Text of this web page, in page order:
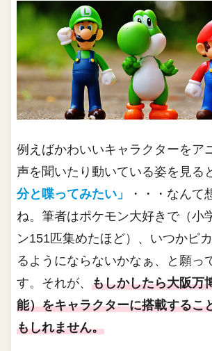
例えばかわいいキャラクターをア
声を聞いたり動いている姿を見る
分と喋ってみたい」
・・・なんて
ね。筆者はポケモン大好きで（小
ン151匹集めたほど）、いつかピ
るようにならないかなぁ、と願っ
す。それが、もしかしたら大阪万
能）をキャラクターに搭載するこ
もしれません。